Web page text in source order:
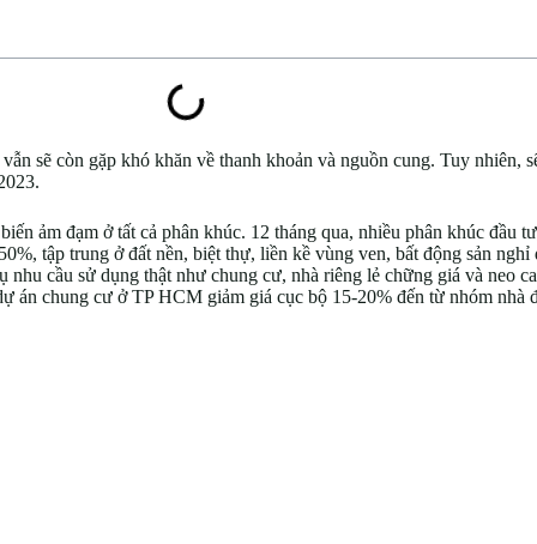
vẫn sẽ còn gặp khó khăn về thanh khoản và nguồn cung. Tuy nhiên,
ảm đạm ở tất cả phân khúc. 12 tháng qua, nhiều phân khúc đầu
tập trung ở đất nền, biệt thự, liền kề vùng ven, bất động sản
nhu cầu sử dụng thật như chung cư, nhà riêng lẻ chững giá và neo
án chung cư ở TP HCM giảm giá cục bộ 15-20% đến từ nhóm nhà